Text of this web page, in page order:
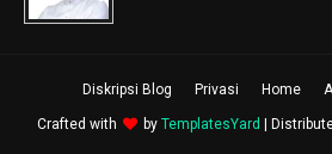
Diskripsi Blog Privasi Home
Crafted with by TemplatesYard |